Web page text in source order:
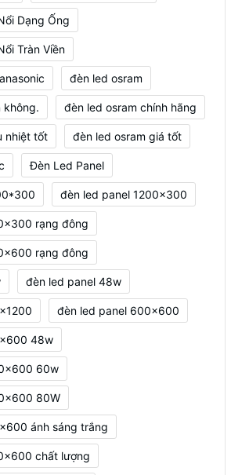
Dạng Ống
Tràn Viền
đèn led osram
không. đèn led osram chính hãng
nhiệt tốt đèn led osram giá tốt
Đèn Led Panel
đèn led panel 1200x300
rạng đông
rạng đông
đèn led panel 48w
đèn led panel 600x600
48w
60w
80W
ánh sáng trắng
chất lượng